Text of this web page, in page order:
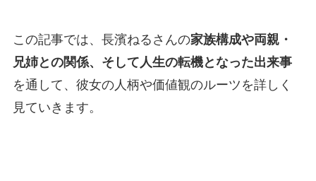
この記事では、長濱ねるさんの家族構成や両親・
兄姉との関係、そして人生の転機となった出来事
を通して、彼女の人柄や価値観のルーツを詳しく
見ていきます。